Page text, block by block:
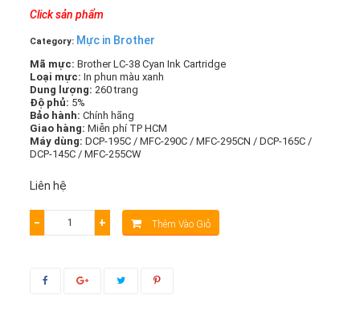
Click sản phẩm
Category: Mực in Brother
Mã mực: Brother LC-38 Cyan Ink Cartridge
Loại mực: In phun màu xanh
Dung lượng: 260 trang
Độ phủ: 5%
Bảo hành: Chính hãng
Giao hàng: Miễn phí TP HCM
Máy dùng: DCP-195C / MFC-290C / MFC-295CN / DCP-165C /
DCP-145C / MFC-255CW
Liên hệ
− + Thêm Vào Giỏ